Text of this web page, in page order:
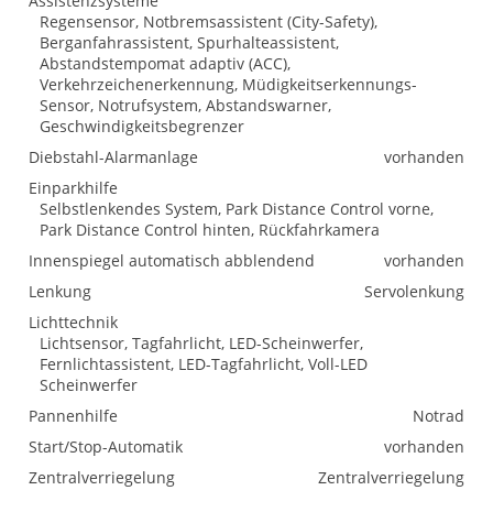
Regensensor, Notbremsassistent (City-Safety),
Berganfahrassistent, Spurhalteassistent,
Abstandstempomat adaptiv (ACC),
Verkehrzeichenerkennung, Müdigkeitserkennungs-
Sensor, Notrufsystem, Abstandswarner,
Geschwindigkeitsbegrenzer
Diebstahl-Alarmanlage
vorhanden
Einparkhilfe
Selbstlenkendes System, Park Distance Control vorne,
Park Distance Control hinten, Rückfahrkamera
Innenspiegel automatisch abblendend
vorhanden
Lenkung
Servolenkung
Lichttechnik
Lichtsensor, Tagfahrlicht, LED-Scheinwerfer,
Fernlichtassistent, LED-Tagfahrlicht, Voll-LED
Scheinwerfer
Pannenhilfe
Notrad
Start/Stop-Automatik
vorhanden
Zentralverriegelung
Zentralverriegelung